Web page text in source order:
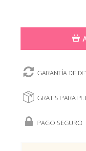
GARANTÍA DE
GRATIS PARA
PAGO SEGURO